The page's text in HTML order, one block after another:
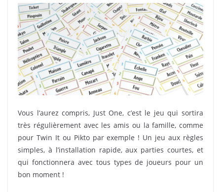
Vous l’aurez compris, Just One, c’est le jeu qui sortira
très régulièrement avec les amis ou la famille, comme
pour Twin It ou Pikto par exemple ! Un jeu aux règles
simples, à l’installation rapide, aux parties courtes, et
qui fonctionnera avec tous types de joueurs pour un
bon moment !